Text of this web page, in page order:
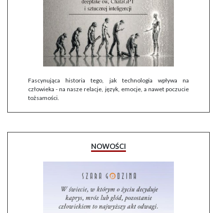
Fascynująca historia tego, jak technologia wpływa na
człowieka - na nasze relacje, język, emocje, a nawet poczucie
tożsamości.
NOWOŚCI